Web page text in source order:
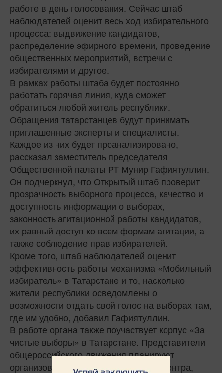
работе в день голосования. Сейчас штаб
наблюдателей оценит весь ход избирательного
процесса: выдвижение кандидатов,
распределение эфирного времени, проведение
общественных мероприятий, встречи с
избирателями и другое.
В рамках работы штаба будет постоянно
работать горячая линия, куда сможет
обратиться любой житель республики.
Обращения татарстанцев будут принимать
приглашенные эксперты и специалисты.
Каждое из них будет проанализировано,
рассказал заместитель председателя
Общественной палаты РТ Мунир Гафиятуллин.
Он подчеркнул, что Открытый штаб проверит
прозрачность выборного процесса, качество и
доступность информации о выборах,
законность агитационной работы кандидатов,
их равный доступ ко всем формам агитации, а
также соблюдение прав избирателей.
Кроме того, штаб наблюдателей оценит
эффективность работы механизма «Мобильный
избиратель» в Татарстане и то, насколько
жители республики осведомлены о
возможности отдать свой голос на выборах там,
где им удобно, добавил Гафиятуллин.
В работе органа также поучаствует корпус «За
чистые выборы» в Татарстане. Представители
общероссийского движения планируют
организовать работу ситуационного центра,